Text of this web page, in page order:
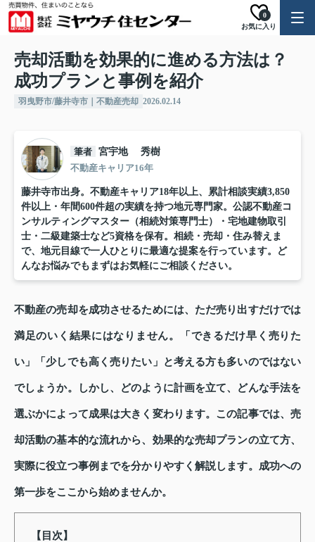
お気に入り
0
売却活動を効果的に進める方法は？
成功プランと事例を紹介
羽曳野市/藤井寺市｜不動産売却 2026.02.14
筆者 宮宇地 秀樹
不動産キャリア16年
藤井寺市出身。不動産キャリア18年以上、累計相談実績3,850
件以上・年間600件超の実績を持つ地元専門家。公認不動産コ
ンサルティングマスター（相続対策専門士）・宅地建物取引
士・二級建築士など5資格を保有。相続・売却・住み替えま
で、地元目線で一人ひとりに最適な提案を行っています。ど
んなお悩みでもまずはお気軽にご相談ください。
不動産の売却を成功させるためには、ただ売り出すだけでは
満足のいく結果にはなりません。「できるだけ早く売りた
い」「少しでも高く売りたい」と考える方も多いのではない
でしょうか。しかし、どのように計画を立て、どんな手法を
選ぶかによって成果は大きく変わります。この記事では、売
却活動の基本的な流れから、効果的な売却プランの立て方、
実際に役立つ事例までを分かりやすく解説します。成功への
第一歩をここから始めませんか。
【目次】